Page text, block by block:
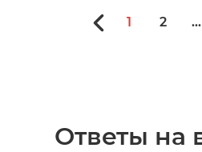
1 2 ...
Ответы на